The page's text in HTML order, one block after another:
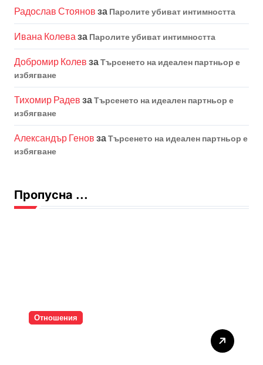
Радослав Стоянов за Паролите убиват интимността
Ивана Колеваза Паролите убиват интимността
Добромир Колев заТърсенето на идеален партньор е
избягване
Тихомир Радев заТърсенето на идеален партньор е
избягване
Александър Генов заТърсенето на идеален партньор е
избягване
Пропусна ...
Отношения